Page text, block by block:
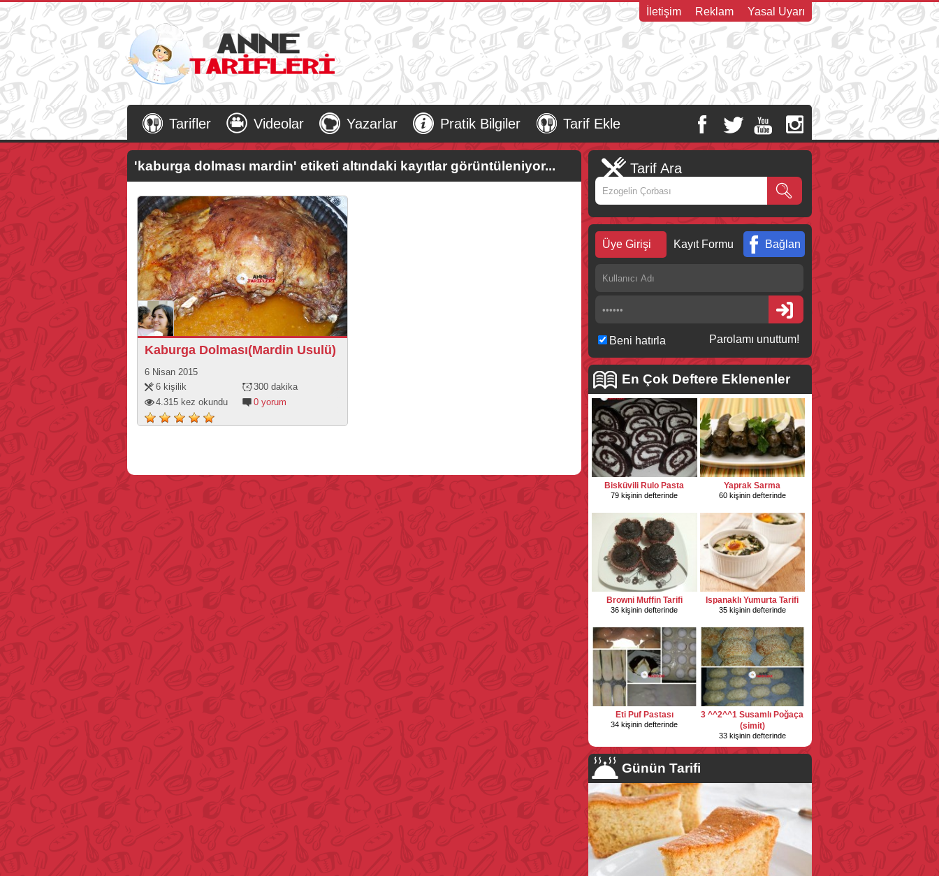
İletişim Reklam Yasal Uyarı
Tarifler Videolar Yazarlar Pratik Bilgiler Tarif Ekle
'kaburga dolması mardin' etiketi altındaki kayıtlar görüntüleniyor...
Kaburga Dolması(Mardin Usulü)
6 Nisan 2015
6 kişilik
300 dakika
4.315 kez okundu
0 yorum
Tarif Ara
Üye Girişi Kayıt Formu Bağlan
Beni hatırla Parolamı unuttum!
En Çok Deftere Eklenenler
Bisküvili Rulo Pasta
79 kişinin defterinde
Yaprak Sarma
60 kişinin defterinde
Browni Muffin Tarifi
36 kişinin defterinde
Ispanaklı Yumurta Tarifi
35 kişinin defterinde
Eti Puf Pastası
34 kişinin defterinde
3 ^^2^^1 Susamlı Poğaça
(simit)
33 kişinin defterinde
Günün Tarifi